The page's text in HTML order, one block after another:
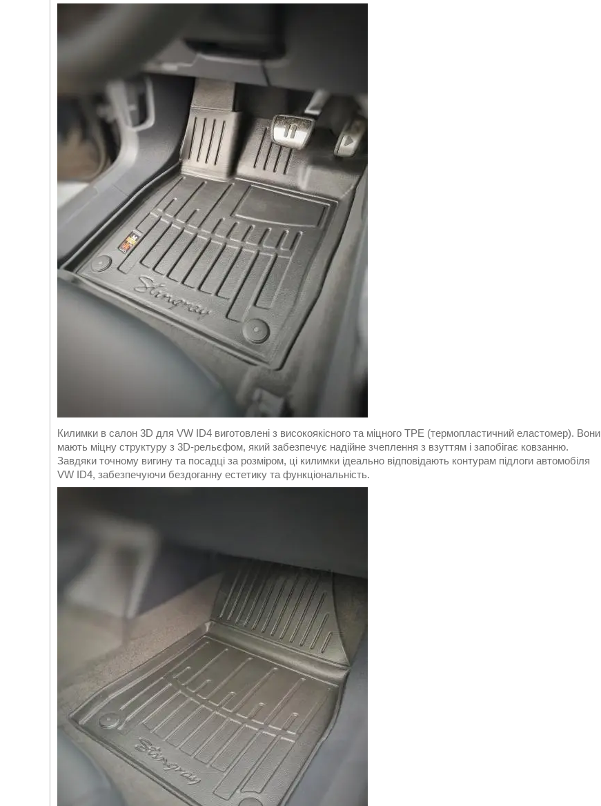
Килимки в салон 3D для VW ID4 виготовлені з високоякісного та міцного ТРЕ (термопластичний еластомер). Вони
мають міцну структуру з 3D-рельєфом, який забезпечує надійне зчеплення з взуттям і запобігає ковзанню.
Завдяки точному вигину та посадці за розміром, ці килимки ідеально відповідають контурам підлоги автомобіля
VW ID4, забезпечуючи бездоганну естетику та функціональність.